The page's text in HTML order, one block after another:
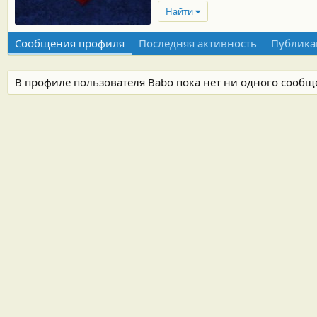
Найти
Сообщения профиля Последняя активность
В профиле пользователя Babo пока нет ни одного